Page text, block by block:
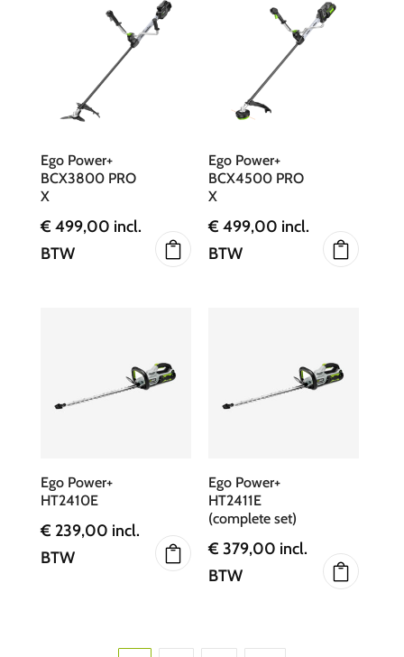
Ego Power+
BCX3800 PRO
X
€ 499,00 incl.
BTW
Ego Power+
BCX4500 PRO
X
€ 499,00 incl.
BTW
Ego Power+
HT2410E
€ 239,00 incl.
BTW
Ego Power+
HT2411E
(complete set)
€ 379,00 incl.
BTW